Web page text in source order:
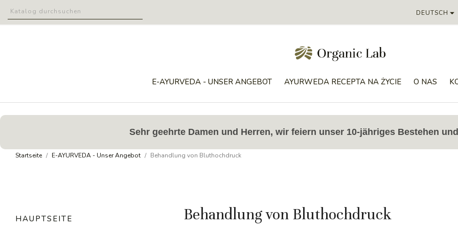
DEUTSCH
E-AYURVEDA - UNSER ANGEBOT AYURWEDA RECEPTA NA ŻYCIE O NAS
Sehr geehrte Damen und Herren, wir feiern unser 10-jähriges Bestehen
Startseite E-AYURVEDA - Unser Angebot Behandlung von Bluthochdruck
HAUPTSEITE Behandlung von Bluthochdruck